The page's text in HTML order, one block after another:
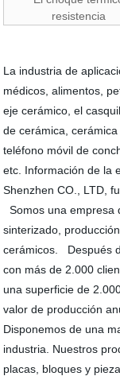
resistencia
La industria de
médicos, alimentos,
eje cerámico, el
de cerámica,
teléfono móvil de
etc. Información de la
Shenzhen CO., LTD,
Somos una empresa
sinterizado,
cerámicos. Después
con más de 2.000
una superficie de
valor de producción
Disponemos de una
industria. Nuestros
placas, bloques y